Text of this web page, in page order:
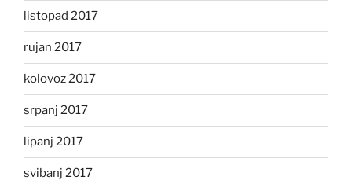
listopad 2017
rujan 2017
kolovoz 2017
srpanj 2017
lipanj 2017
svibanj 2017